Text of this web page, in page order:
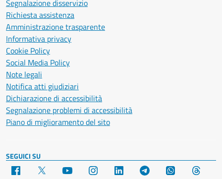
Segnalazione disservizio
Richiesta assistenza
Amministrazione trasparente
Informativa privacy
Cookie Policy
Social Media Policy
Note legali
Notifica atti giudiziari
Dichiarazione di accessibilità
Segnalazione problemi di accessibilità
Piano di miglioramento del sito
SEGUICI SU
Facebook YouTube Instagram LinkedIn Telegram WhatsApp